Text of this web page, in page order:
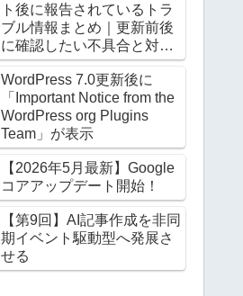
ト後に報告されているトラ
ブル情報まとめ｜更新前後
に確認したい不具合と対処
法
WordPress 7.0更新後に
「Important Notice from the
WordPress org Plugins
Team」が表示
【2026年5月最新】Google
コアアップデート開始！
【第9回】AI記事作成を非同
期イベント駆動型へ発展さ
せる